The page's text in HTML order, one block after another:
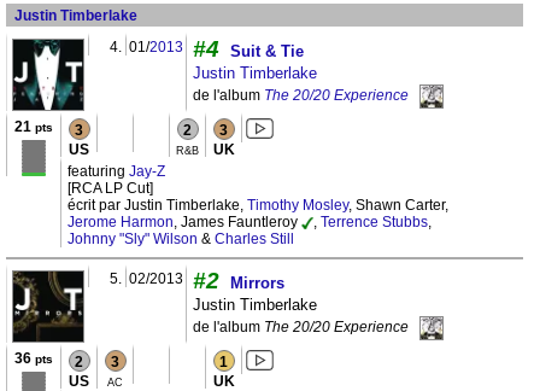
Justin Timberlake
4. 01/2013 #4 Suit & Tie
Justin Timberlake
de l'album The 20/20 Experience
21 pts 3
US
2
R&B
3
UK
featuring Jay-Z
[RCA LP Cut]
écrit par Justin Timberlake, Timothy Mosley, Shawn Carter,
Jerome Harmon, James Fauntleroy , Terrence Stubbs,
Johnny "Sly" Wilson & Charles Still
5. 02/2013 #2
Mirrors
Justin Timberlake
de l'album The 20/20 Experience
36 pts 2
US
3
AC
1
UK